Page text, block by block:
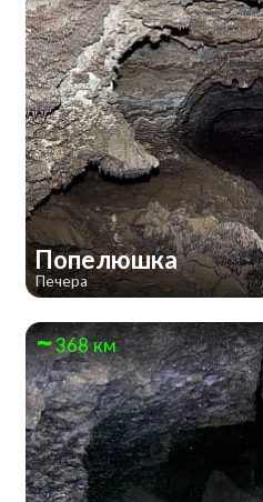
Попелюшка
Печера
368 км